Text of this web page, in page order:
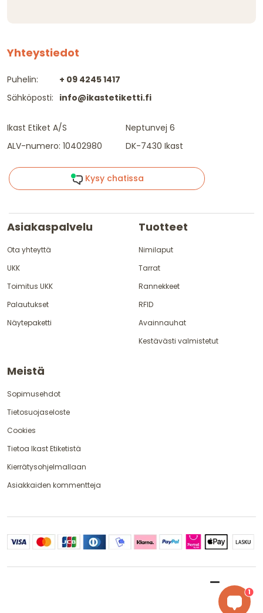
Yhteystiedot
Puhelin:
Sähköposti:
+ 09 4245 1417
info@ikastetiketti.fi
Ikast Etiket A/S
ALV-numero: 10402980
Neptunvej 6
DK-7430 Ikast
Kysy chatissa
Asiakaspalvelu
Ota yhteyttä
UKK
Toimitus UKK
Palautukset
Näytepaketti
Tuotteet
Nimilaput
Tarrat
Rannekkeet
RFID
Avainnauhat
Kestävästi valmistetut
Meistä
Sopimusehdot
Tietosuojaseloste
Cookies
Tietoa Ikast Etiketistä
Kierrätysohjelmallaan
Asiakkaiden kommentteja
1